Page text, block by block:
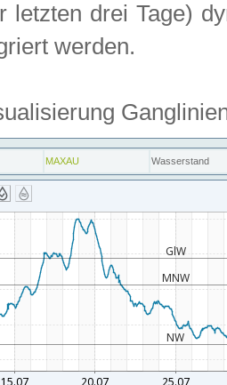
letzten drei Tage)
werden.